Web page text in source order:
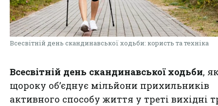
Всесвітній день скандинавської ходьби: користь та техніка
Всесвітній день скандинавської ходьби,
щороку об’єднує мільйони прихильників
активного способу життя у треті вихідні